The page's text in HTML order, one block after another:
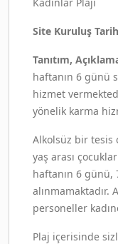
Site Kuruluş
Tanıtım,
haftanın 6 günü
hizmet
yönelik karma
Alkolsüz bir tesis
yaş arası
haftanın 6 günü,
alınmamaktadır.
personeller
Plaj içerisinde